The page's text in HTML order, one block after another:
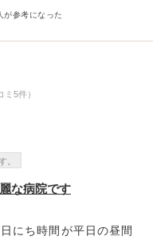
が参考になった
5件）
。
な病院です
にち時間が平日の昼間